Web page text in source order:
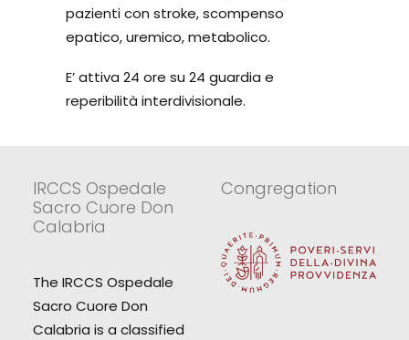
pazienti con stroke, scompenso
epatico, uremico, metabolico.
E’ attiva 24 ore su 24 guardia e
reperibilità interdivisionale.
IRCCS Ospedale
Sacro Cuore Don
Calabria
The IRCCS Ospedale
Sacro Cuore Don
Calabria is a classified
Congregation